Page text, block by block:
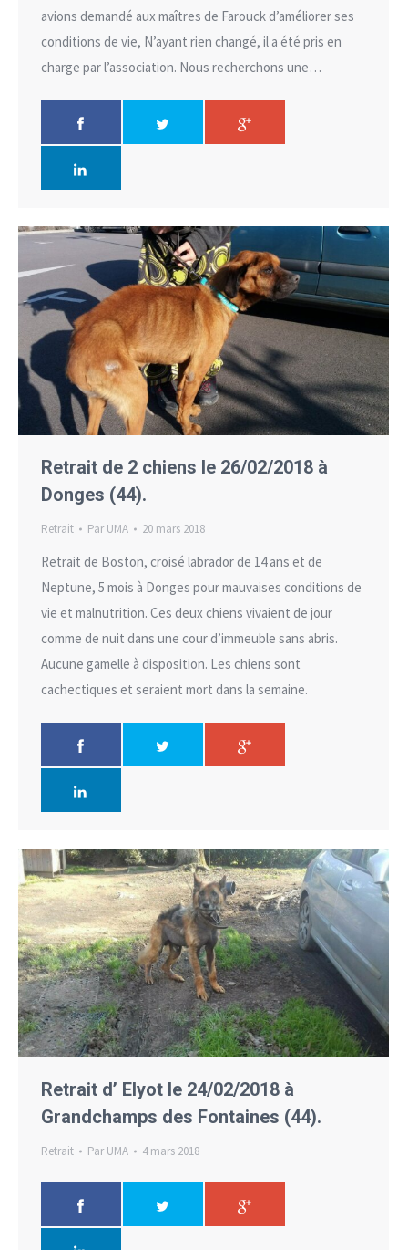
avions demandé aux maîtres de Farouck d’améliorer ses
conditions de vie, N’ayant rien changé, il a été pris en
charge par l’association. Nous recherchons une…
Retrait de 2 chiens le 26/02/2018 à
Donges (44).
Retrait Par UMA 20 mars 2018
Retrait de Boston, croisé labrador de 14 ans et de
Neptune, 5 mois à Donges pour mauvaises conditions de
vie et malnutrition. Ces deux chiens vivaient de jour
comme de nuit dans une cour d’immeuble sans abris.
Aucune gamelle à disposition. Les chiens sont
cachectiques et seraient mort dans la semaine.
Retrait d’ Elyot le 24/02/2018 à
Grandchamps des Fontaines (44).
Retrait Par UMA 4 mars 2018